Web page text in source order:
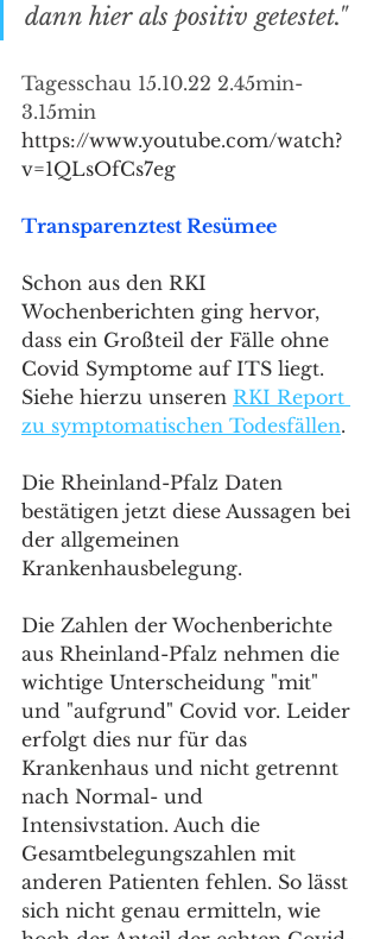
dann hier als positiv getestet."
Tagesschau 15.10.22 2.45min-
3.15min
https://www.youtube.com/watch?
v=1QLsOfCs7eg
Transparenztest Resümee
Schon aus den RKI
Wochenberichten ging hervor,
dass ein Großteil der Fälle ohne
Covid Symptome auf ITS liegt.
Siehe hierzu unseren RKI Report
zu symptomatischen Todesfällen.
Die Rheinland-Pfalz Daten
bestätigen jetzt diese Aussagen bei
der allgemeinen
Krankenhausbelegung.
Die Zahlen der Wochenberichte
aus Rheinland-Pfalz nehmen die
wichtige Unterscheidung "mit"
und "aufgrund" Covid vor. Leider
erfolgt dies nur für das
Krankenhaus und nicht getrennt
nach Normal- und
Intensivstation. Auch die
Gesamtbelegungszahlen mit
anderen Patienten fehlen. So lässt
sich nicht genau ermitteln, wie